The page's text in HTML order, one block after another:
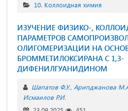
10. Коллоидная химия
ИЗУЧЕНИЕ ФИЗИКО-,
ПАРАМЕТРОВ
ОЛИГОМЕРИЗАЦИИ НА
БРОММЕТИЛОКСИРАНА С 1,3-
ДИФЕНИЛГУАНИДИНОМ
Шапатов Ф.У. Арипджанова
Исмаилов Р.И.